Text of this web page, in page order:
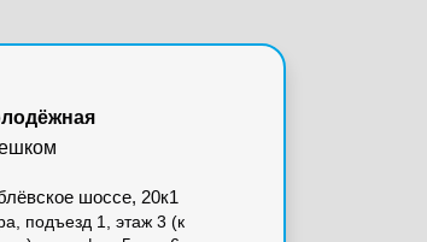
шоссе, 20к1
подъезд 1, этаж 3 (к